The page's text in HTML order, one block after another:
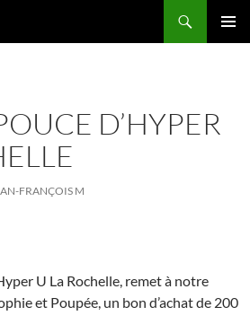
D’HYPER
FRANÇOIS M
U La Rochelle, remet à notre
et Poupée, un bon d’achat de 200